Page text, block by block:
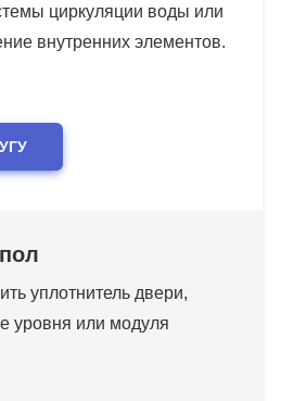
циркуляции воды или
внутренних элементов.
уплотнитель двери,
уровня или модуля